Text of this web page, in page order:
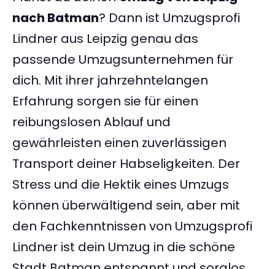
nach Batman? Dann ist Umzugsprofi
Lindner aus Leipzig genau das
passende Umzugsunternehmen für
dich. Mit ihrer jahrzehntelangen
Erfahrung sorgen sie für einen
reibungslosen Ablauf und
gewährleisten einen zuverlässigen
Transport deiner Habseligkeiten. Der
Stress und die Hektik eines Umzugs
können überwältigend sein, aber mit
den Fachkenntnissen von Umzugsprofi
Lindner ist dein Umzug in die schöne